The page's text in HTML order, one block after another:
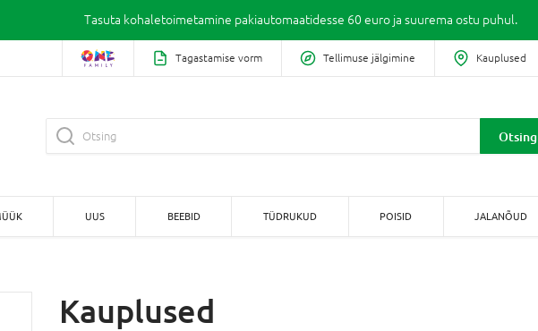
Tasuta kohaletoimetamine pakiautomaatidesse 60 euro ja suurema ostu puhul.
Tagastamise vorm Tellimuse jälgimine Kauplused
Otsing
UUS BEEBID TÜDRUKUD POISID JALANÕUD
Kauplused